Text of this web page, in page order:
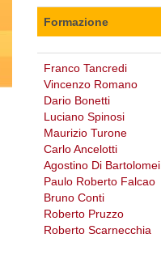
Formazione
Franco Tancredi
Vincenzo Romano
Dario Bonetti
Luciano Spinosi
Maurizio Turone
Carlo Ancelotti
Agostino Di Bartolomei
Paulo Roberto Falcao
Bruno Conti
Roberto Pruzzo
Roberto Scarnecchia